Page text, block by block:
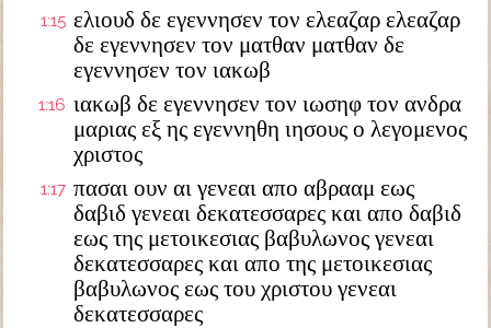
1:15 ελιουδ δε εγεννησεν τον ελεαζαρ ελεαζαρ
δε εγεννησεν τον ματθαν ματθαν δε
εγεννησεν τον ιακωβ
1:16 ιακωβ δε εγεννησεν τον ιωσηφ τον ανδρα
μαριας εξ ης εγεννηθη ιησους ο λεγομενος
χριστος
1:17 πασαι ουν αι γενεαι απο αβρααμ εως
δαβιδ γενεαι δεκατεσσαρες και απο δαβιδ
εως της μετοικεσιας βαβυλωνος γενεαι
δεκατεσσαρες και απο της μετοικεσιας
βαβυλωνος εως του χριστου γενεαι
δεκατεσσαρες